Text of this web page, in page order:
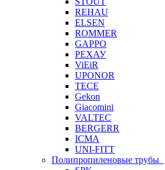
REHAU
ELSEN
ROMMER
GAPPO
РЕХАУ
ViEiR
UPONOR
TECE
Gekon
Giacomini
VALTEC
BERGERR
ICMA
UNI-FITT
Полипропиленовые трубы